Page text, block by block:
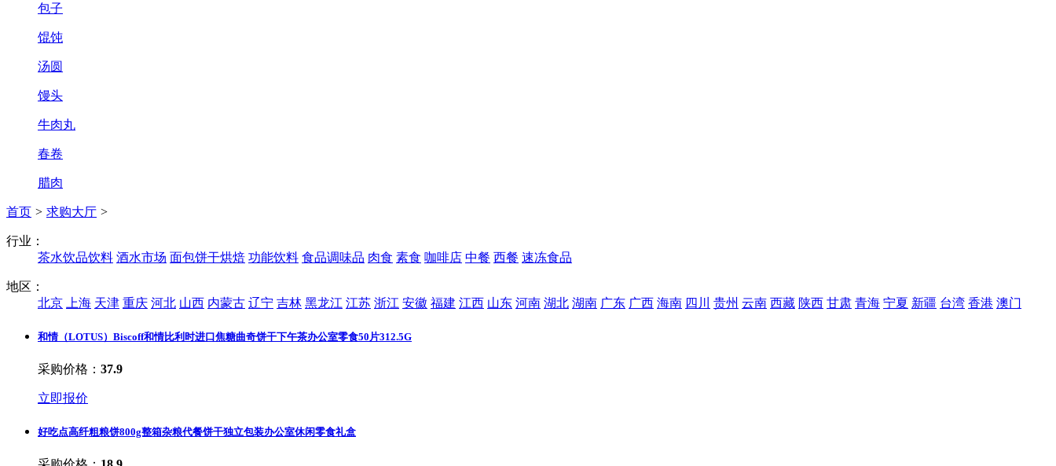
包子
馄饨
汤圆
馒头
牛肉丸
春卷
腊肉
首页 > 求购大厅 >
行业：
茶水饮品饮料 酒水市场 面包饼干烘焙 功能饮料 食品调味品 肉食 素食 咖啡店 中餐 西餐 速冻食品
地区：
北京
上海 天津 重庆 河北 山西 内蒙古 辽宁 吉林 黑龙江 江苏 浙江 安徽 福建 江西 山东 河南 湖北 湖南 广东 广西 海南 四川 贵州 云南 西藏 陕西 甘肃 青海 宁夏 新疆 台湾 香港 澳门
和情（LOTUS）Biscoff和情比利时进口焦糖曲奇饼干下午茶办公室零食50片312.5G
采购价格： 37.9
立即报价
好吃点高纤粗粮饼800g整箱杂粮代餐饼干独立包装办公室休闲零食礼盒